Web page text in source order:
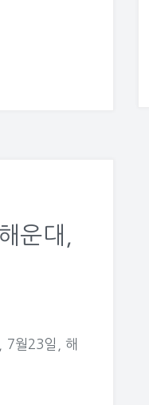
운대,
7월23일, 해